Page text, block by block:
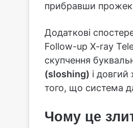
прибравши
Додаткові
Follow-up X-ray
скупчення
(sloshing) і довгий
того, що система
Чому це